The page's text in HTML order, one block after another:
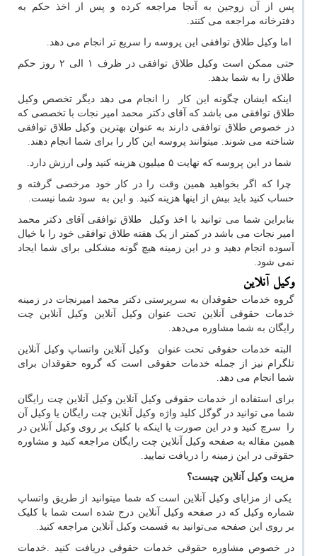
پس از آن زوجین به آنجا مراجعه کرده و پس از اخذ حکم به
دفترخانه مراجعه می کنند.
اما وکیل طلاق توافقی این پروسه را سریع تر انجام می دهد.
حتی ممکن است وکیل طلاق توافقی در ظرف ۱ الی ۲ روز حکم
طلاق را به شما بدهد.
اینکه ایشان چگونه این کار را انجام می دهد دیگر تخصص وکیل
طلاق توافقی می باشد که آقای دکتر محمد امیر نجات با تخصصی که
در خصوص طلاق توافقی دارند به عنوان بهترین وکیل طلاق توافقی
شناخته می شوند. میتوانند پروسه این کار را برای شما انجام دهند.
شما در این پروسه که نهایت ۵ میلیون هزینه کنید ولی ارزش دارد.
چرا که اگر بخواهید همین وقت را در کار خود مرخصی گرفته و
حساب کنید باید بیش از اینها هزینه کنید. و این به سود شما نیست.
بنابراین شما می توانید با اخذ وکیل طلاق توافقی آقای دکتر محمد
امیر نجات می باشد در کمتر از یک هفته طلاق توافقی خود را با خیال
آسوده انجام دهید و در این زمینه هیچ گونه مشکلی برای شما ایجاد
نمی شود.
وکیل آنلاین
گروه خدمات حقوقدان به سرپرستی دکتر محمد امیرنجات در زمینه
خدمات حقوقی آنلاین تحت عنوان وکیل آنلاین وکیل آنلاین چت
رایگان به شما مشاوره می‌دهد.
البته خدمات حقوقی تحت عنوان وکیل آنلاین واتساپ وکیل آنلاین
تلگرام نیز از جمله خدمات حقوقی است که گروه حقوقدان برای
شما انجام می دهد.
برای استفاده از خدمات حقوقی وکیل آنلاین وکیل آنلاین چت رایگان
شما می توانید در گوگل کلید واژه وکیل آنلاین چت رایگان یا وکیل آن
را سرچ کنید و در این صورت یا اینکه با کلیک بر روی وکیل آنلاین در
همین مقاله به صفحه وکیل آنلاین چت رایگان مراجعه کنید و مشاوره
حقوقی در این زمینه را دریافت نمایید.
مزیت وکیل آنلاین چیست؟
یکی از مزایای وکیل آنلاین است که شما میتوانید از طریق واتساپ
شماره وکیل که در صفحه وکیل آنلاین درج شده است شما با کلیک
بر روی این صفحه می‌توانید به قسمت وکیل آنلاین مراجعه کنید.
در خصوص مشاوره حقوقی خدمات حقوقی دریافت کنید .خدمات